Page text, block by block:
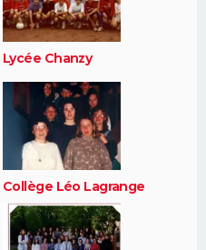
Lycée Chanzy
Collège Léo Lagrange